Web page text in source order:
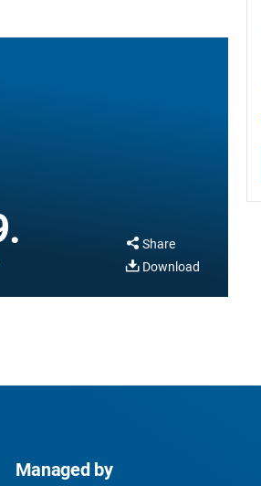
Share
Download
Managed by